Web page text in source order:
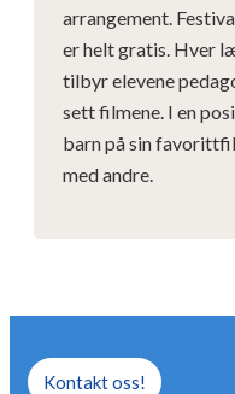
arrangement.
er helt gratis. Hver
tilbyr elevene
sett filmene. I en
barn på sin
med andre.
Kontakt oss!